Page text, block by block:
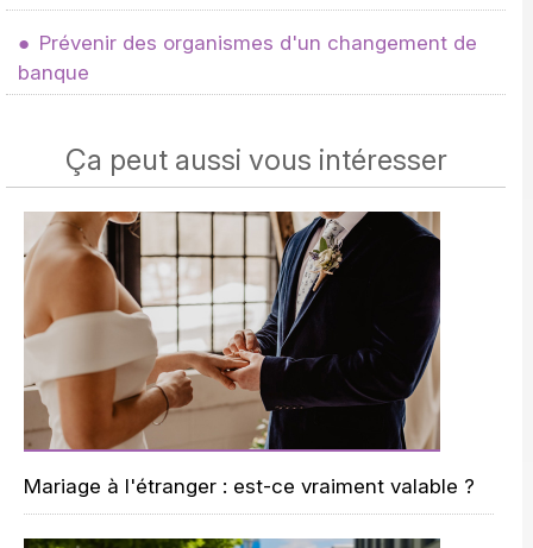
Prévenir des organismes d'un changement de
banque
Ça peut aussi vous intéresser
Mariage à l'étranger : est-ce vraiment valable ?